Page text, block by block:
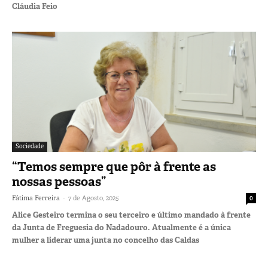
Cláudia Feio
Sociedade
“Temos sempre que pôr à frente as
nossas pessoas”
Fátima Ferreira - 7 de Agosto, 2025 0
Alice Gesteiro termina o seu terceiro e último mandado à frente
da Junta de Freguesia do Nadadouro. Atualmente é a única
mulher a liderar uma junta no concelho das Caldas